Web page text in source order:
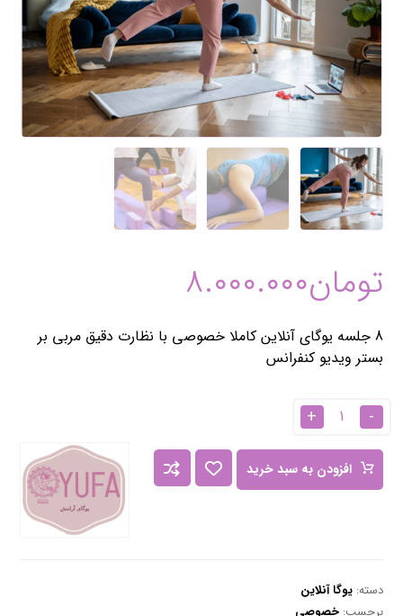
تومان۸.۰۰۰.۰۰۰
8 جلسه یوگای آنلاین کاملا خصوصی با نظارت دقیق مربی بر
بستر ویدیو کنفرانس
-
+
افزودن به سبد خرید
دسته:یوگا آنلاین
برچسب:خصوصی